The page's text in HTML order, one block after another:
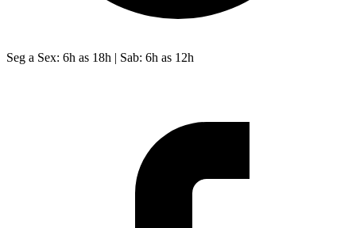
Seg a Sex: 6h as 18h | Sab: 6h as 12h